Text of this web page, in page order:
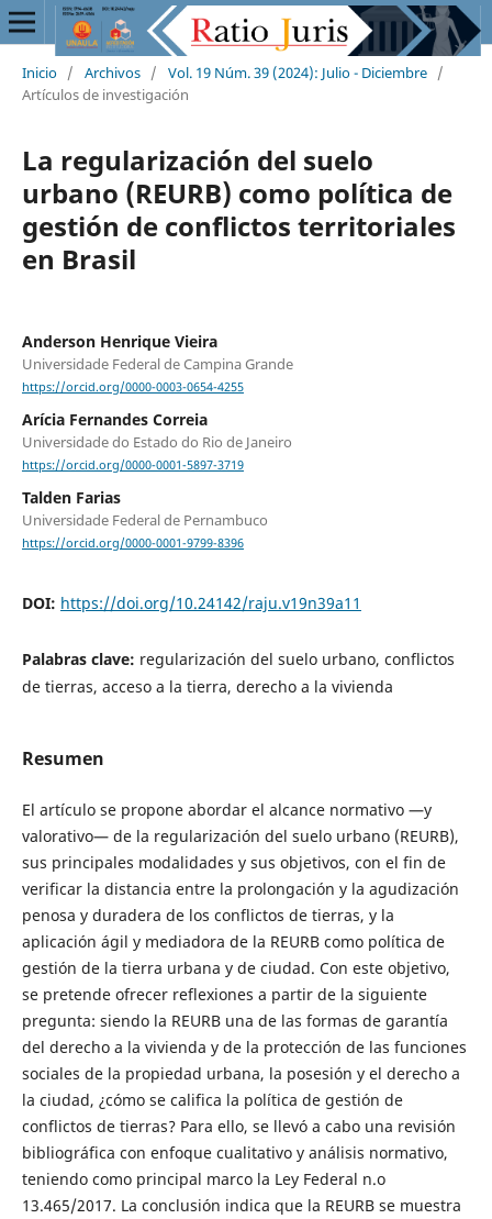
Inicio / Archivos / Vol. 19 Núm. 39 (2024): Julio - Diciembre /
Artículos de investigación
La regularización del suelo
urbano (REURB) como política de
gestión de conflictos territoriales
en Brasil
Anderson Henrique Vieira
Universidade Federal de Campina Grande
https://orcid.org/0000-0003-0654-4255
Arícia Fernandes Correia
Universidade do Estado do Rio de Janeiro
https://orcid.org/0000-0001-5897-3719
Talden Farias
Universidade Federal de Pernambuco
https://orcid.org/0000-0001-9799-8396
DOI: https://doi.org/10.24142/raju.v19n39a11
Palabras clave: regularización del suelo urbano, conflictos
de tierras, acceso a la tierra, derecho a la vivienda
Resumen
El artículo se propone abordar el alcance normativo —y
valorativo— de la regularización del suelo urbano (REURB),
sus principales modalidades y sus objetivos, con el fin de
verificar la distancia entre la prolongación y la agudización
penosa y duradera de los conflictos de tierras, y la
aplicación ágil y mediadora de la REURB como política de
gestión de la tierra urbana y de ciudad. Con este objetivo,
se pretende ofrecer reflexiones a partir de la siguiente
pregunta: siendo la REURB una de las formas de garantía
del derecho a la vivienda y de la protección de las funciones
sociales de la propiedad urbana, la posesión y el derecho a
la ciudad, ¿cómo se califica la política de gestión de
conflictos de tierras? Para ello, se llevó a cabo una revisión
bibliográfica con enfoque cualitativo y análisis normativo,
teniendo como principal marco la Ley Federal n.o
13.465/2017. La conclusión indica que la REURB se muestra